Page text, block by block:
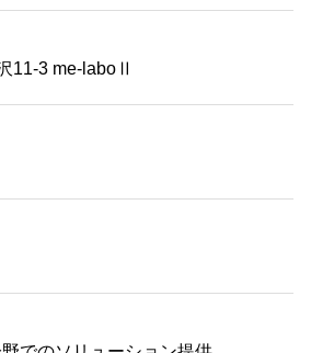
11-3 me-laboⅡ